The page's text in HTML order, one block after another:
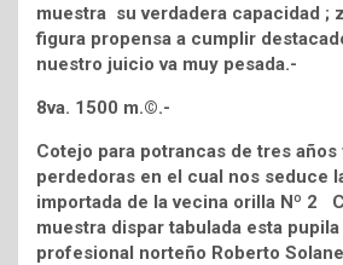
muestra su verdadera capacidad ;
figura propensa a cumplir
nuestro juicio va muy pesada.-
8va. 1500 m.©.-
Cotejo para potrancas de tres
perdedoras en el cual nos seduce
importada de la vecina orilla Nº 2
muestra dispar tabulada esta
profesional norteño Roberto